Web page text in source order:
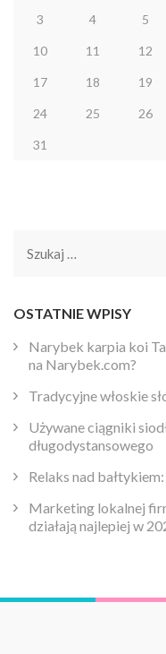
3 4 5
10 11 12
17 18 19
24 25 26
31
Szukaj:
OSTATNIE WPISY
Narybek karpia koi
na Narybek.com?
Tradycyjne włoskie
Używane ciągniki
długodystansowego
Relaks nad
Marketing lokalnej
działają najlepiej w